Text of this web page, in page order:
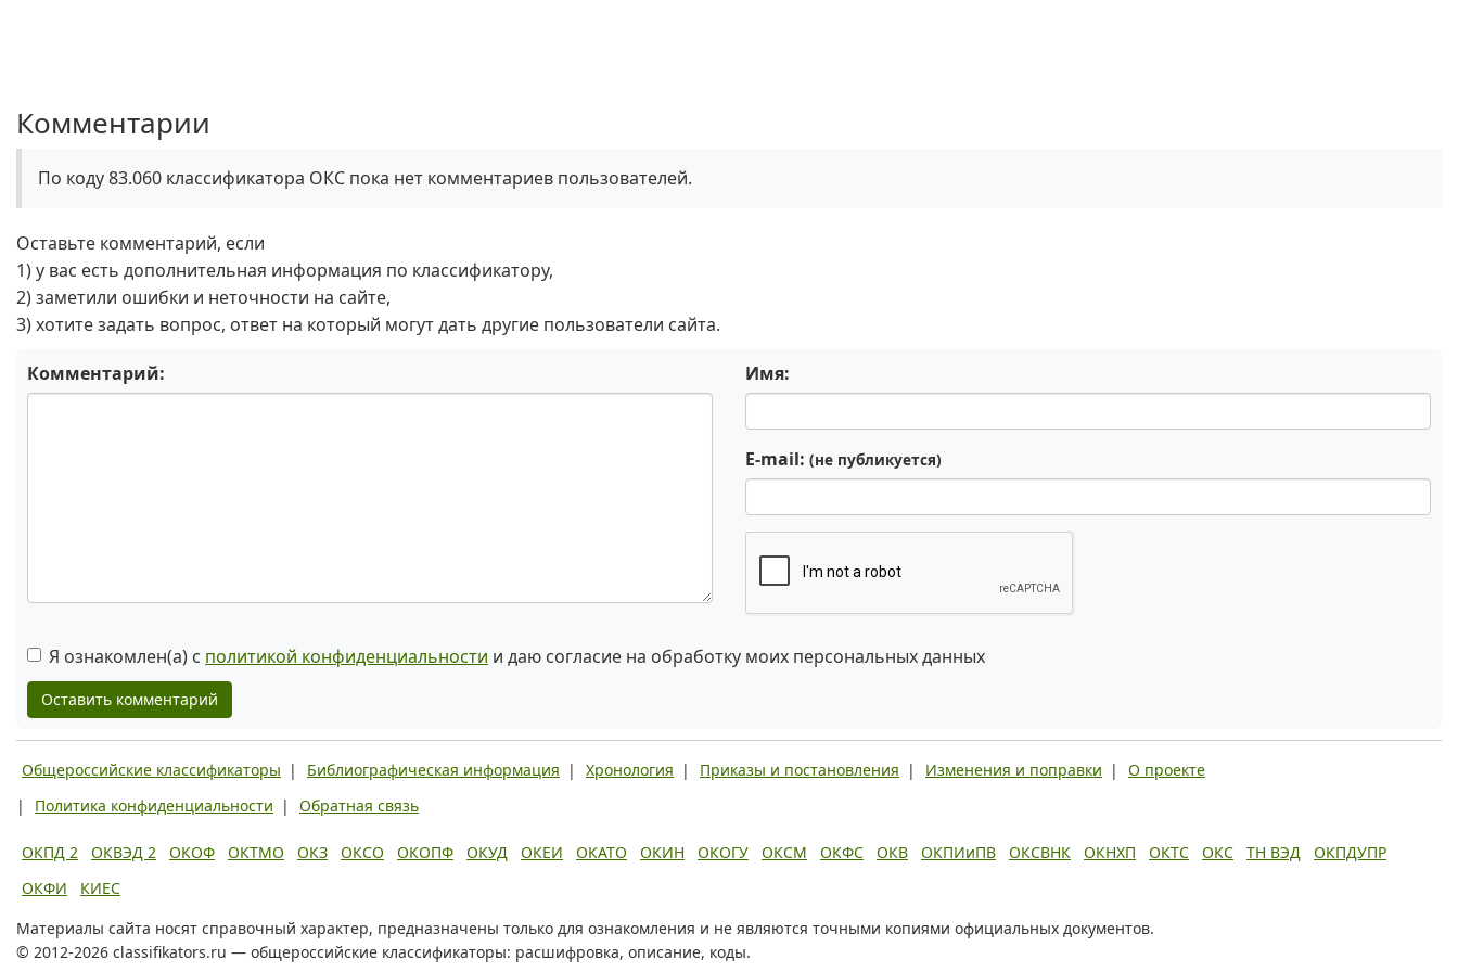
Комментарии
По коду 83.060 классификатора ОКС пока нет комментариев пользователей.
Оставьте комментарий, если
1) у вас есть дополнительная информация по классификатору,
2) заметили ошибки и неточности на сайте,
3) хотите задать вопрос, ответ на который могут дать другие пользователи сайта.
Комментарий: Имя:
E-mail: (не публикуется)
Я ознакомлен(а) с политикой конфиденциальности и даю согласие на обработку моих персональных данных
Оставить комментарий
Общероссийские классификаторы | Библиографическая информация | Хронология | Приказы и постановления | Изменения и поправки |
О проекте
|
Политика конфиденциальности | Обратная связь
ОКПД 2 ОКВЭД 2 ОКОФ ОКТМО ОКЗ ОКСО ОКОПФ ОКУД ОКЕИ ОКАТО ОКИН ОКОГУ ОКСМ ОКФС ОКВ ОКПИиПВ ОКСВНК ОКНХП ОКТС ОКС ТН ВЭД
ОКПДУПР
ОКФИ
КИЕС
Материалы сайта носят справочный характер, предназначены только для ознакомления и не являются точными копиями официальных документов.
© 2012-2026 classifikators.ru — общероссийские классификаторы: расшифровка, описание, коды.